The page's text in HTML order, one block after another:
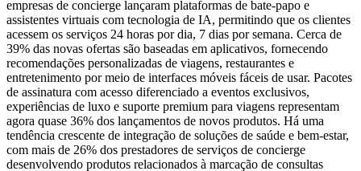
empresas de concierge lançaram plataformas de bate-papo e
assistentes virtuais com tecnologia de IA, permitindo que os clientes
acessem os serviços 24 horas por dia, 7 dias por semana. Cerca de
39% das novas ofertas são baseadas em aplicativos, fornecendo
recomendações personalizadas de viagens, restaurantes e
entretenimento por meio de interfaces móveis fáceis de usar. Pacotes
de assinatura com acesso diferenciado a eventos exclusivos,
experiências de luxo e suporte premium para viagens representam
agora quase 36% dos lançamentos de novos produtos. Há uma
tendência crescente de integração de soluções de saúde e bem-estar,
com mais de 26% dos prestadores de serviços de concierge
desenvolvendo produtos relacionados à marcação de consultas